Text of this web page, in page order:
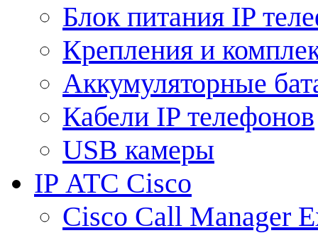
Блок питания IP
Крепления и
Аккумуляторные
Кабели IP телефонов
USB камеры
IP АТС Cisco
Cisco Call Manager